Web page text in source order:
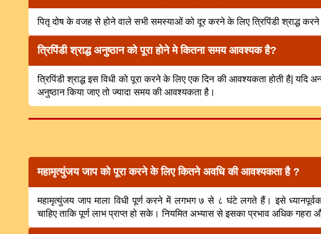
पितृ दोष के वजह से होने वाले सभी समस्याओं को दूर करने के लिए त्रिपिंडी श्राद्ध करने
त्रिपिंडी श्राद्ध अनुष्ठान को पूरा होने मे कितना समय आवश्यक है?
त्रिपिंडी श्राद्ध इस विधी को पूरा करने के लिए एक दिन की आवश्यकता होती है| यदि
अनुष्ठान किया जाए तो ज्यादा समय की आवश्यकता है।
महामृत्युंजय जाप को पूरा करने के लिए कितने अवधि की आवश्यकता है ?
महामृत्युंजय जाप माला विधी पूर्ण करने में लगभग ७ से ८ घंटे लगते हैं। इसे
चाहिए ताकि पूर्ण लाभ प्राप्त हो सके। नियमित अभ्यास से इसका प्रभाव अधिक गहरा